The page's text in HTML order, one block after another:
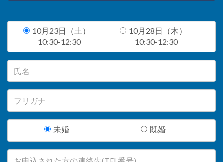
10月23日（土）
10:30-12:30
10月28日（木）
10:30-12:30
未婚 既婚